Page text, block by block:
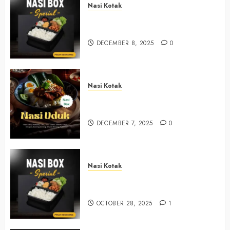
Nasi Kotak
DECEMBER 8, 2025 0
Nasi Kotak
DECEMBER 7, 2025 0
Nasi Kotak
OCTOBER 28, 2025 1